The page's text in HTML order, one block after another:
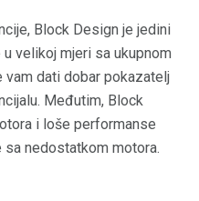
Block Design je jedini
velikoj mjeri sa ukupnom
dati dobar pokazatelj
Međutim, Block
i loše performanse
nedostatkom motora.